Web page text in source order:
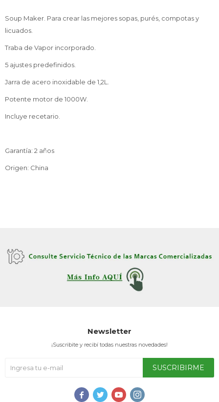
Soup Maker. Para crear las mejores sopas, purés, compotas y
licuados.
Traba de Vapor incorporado.
5 ajustes predefinidos.
Jarra de acero inoxidable de 1,2L.
Potente motor de 1000W.
Incluye recetario.
Garantía: 2 años
Origen: China
Newsletter
¡Suscribite y recibí todas nuestras novedades!
SUSCRIBIRME
   